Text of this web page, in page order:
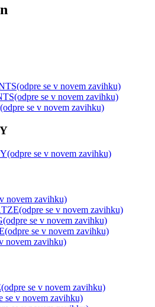
(odpre se v novem zavihku)
(odpre se v novem zavihku)
(odpre se v novem zavihku)
(odpre se v novem zavihku)
novem zavihku)
(odpre se v novem zavihku)
(odpre se v novem zavihku)
(odpre se v novem zavihku)
novem zavihku)
(odpre se v novem zavihku)
se v novem zavihku)